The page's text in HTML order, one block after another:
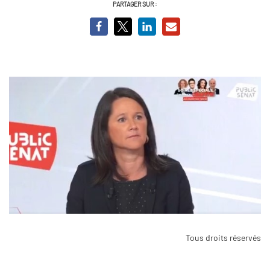
PARTAGER SUR :
Tous droits réservés